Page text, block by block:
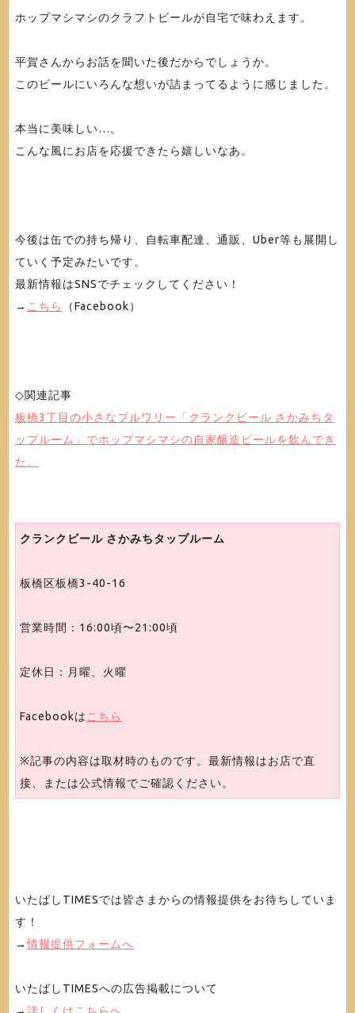
ホップマシマシのクラフトビールが自宅で味わえます。
平賀さんからお話を聞いた後だからでしょうか。
このビールにいろんな想いが詰まってるように感じました。
本当に美味しい…。
こんな風にお店を応援できたら嬉しいなあ。
今後は缶での持ち帰り、自転車配達、通販、Uber等も展開し
ていく予定みたいです。
最新情報はSNSでチェックしてください！
→ こちら （Facebook）
◇関連記事
板橋3丁目の小さなブルワリー「クランクビール さかみちタ
ップルーム」でホップマシマシの自家醸造ビールを飲んでき
た。
クランクビール さかみちタップルーム
板橋区板橋3-40-16
営業時間：16:00頃〜21:00頃
定休日：月曜、火曜
Facebookは こちら
※記事の内容は取材時のものです。最新情報はお店で直
接、または公式情報でご確認ください。
いたばしTIMESでは皆さまからの情報提供をお待ちしていま
す！
→情報提供フォームへ
いたばしTIMESへの広告掲載について